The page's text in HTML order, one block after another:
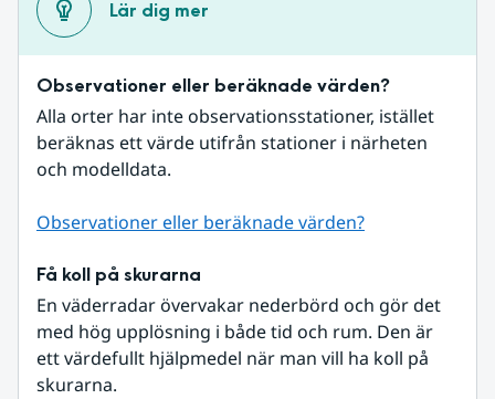
Lär dig mer
Observationer eller beräknade värden?
Alla orter har inte observationsstationer, istället
beräknas ett värde utifrån stationer i närheten
och modelldata.
Observationer eller beräknade värden?
Få koll på skurarna
En väderradar övervakar nederbörd och gör det
med hög upplösning i både tid och rum. Den är
ett värdefullt hjälpmedel när man vill ha koll på
skurarna.